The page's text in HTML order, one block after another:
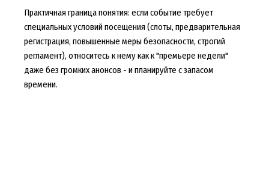
Практичная граница понятия: если событие требует
специальных условий посещения (слоты, предварительная
регистрация, повышенные меры безопасности, строгий
регламент), относитесь к нему как к "премьере недели"
даже без громких анонсов - и планируйте с запасом
времени.